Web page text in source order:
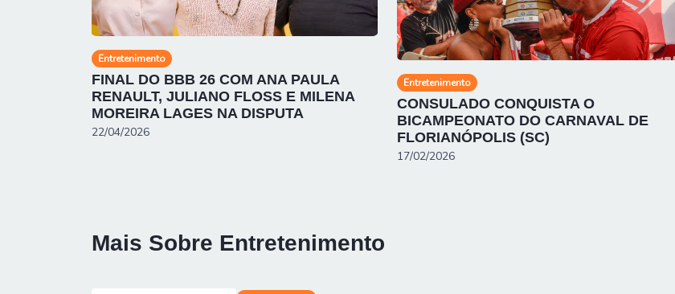
Entretenimento
FINAL DO BBB 26 COM ANA PAULA
RENAULT, JULIANO FLOSS E MILENA
MOREIRA LAGES NA DISPUTA
22/04/2026
Entretenimento
CONSULADO CONQUISTA O
BICAMPEONATO DO CARNAVAL DE
FLORIANÓPOLIS (SC)
17/02/2026
Mais Sobre Entretenimento